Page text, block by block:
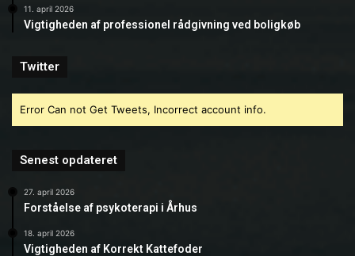
11. april 2026
Vigtigheden af professionel rådgivning ved boligkøb
Twitter
Error Can not Get Tweets, Incorrect account info.
Senest opdateret
27. april 2026
Forståelse af psykoterapi i Århus
18. april 2026
Vigtigheden af Korrekt Kattefoder